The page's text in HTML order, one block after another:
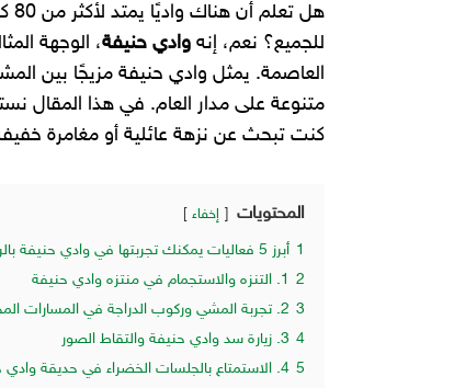
للجميع؟ نعم، إنه وادي حنيفة، الوجهة
العاصمة. يمثل وادي حنيفة مزيجًا بين
متنوعة على مدار العام. في هذا المقال
كنت تبحث عن نزهة عائلية أو مغامرة
المحتويات إخفاء
1 أبرز 5 فعاليات يمكنك تجربتها في وادي حنيفة بالرياض
2 1. التنزه والاستجمام في منتزه وادي حنيفة
3 2. تجربة المشي وركوب الدراجة في المسارات المخصصة
4 3. زيارة سد وادي حنيفة والتقاط الصور
5 4. الاستمتاع بالجلسات الخضراء في حديقة وادي حنيفة